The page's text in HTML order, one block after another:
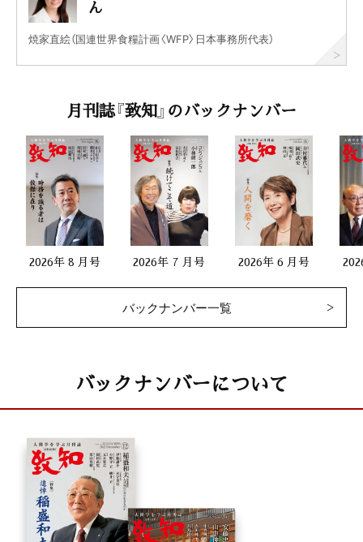
ん
焼家直絵（国連世界食糧計画〈WFP〉日本事務所代表）
月刊誌『致知』のバックナンバー
2026年 8 月号 2026年 7 月号 2026年 6 月号
バックナンバー一覧
バックナンバーについて